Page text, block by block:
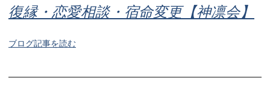
復縁・恋愛相談・宿命変更【神凛会】
ブログ記事を読む